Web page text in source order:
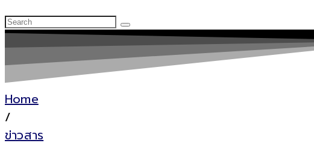
Home
/
ข่าวสาร